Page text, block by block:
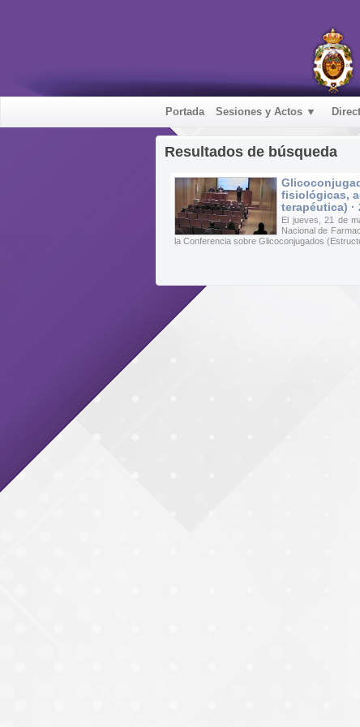
Portada Sesiones y Actos ▼
Resultados de búsqueda
fisiológicas,
terapéutica) ·
El jueves, 21 de
Nacional de
la Conferencia sobre Glicoconjugados